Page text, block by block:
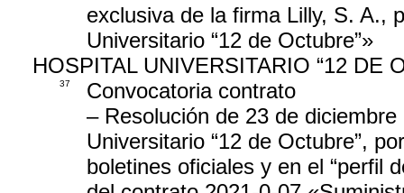
exclusiva de la firma Lilly, S. A.,
Universitario “12 de Octubre”»
HOSPITAL UNIVERSITARIO “12 DE
37
Convocatoria contrato
– Resolución de 23 de
Universitario “12 de Octubre”,
boletines oficiales y en el “perfil